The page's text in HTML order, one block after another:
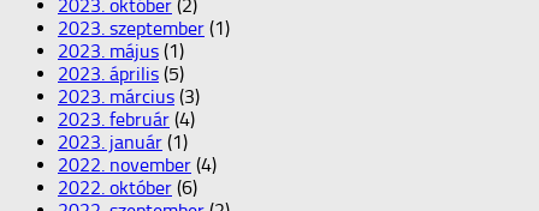
2023. október (2)
2023. szeptember (1)
2023. május (1)
2023. április (5)
2023. március (3)
2023. február (4)
2023. január (1)
2022. november (4)
2022. október (6)